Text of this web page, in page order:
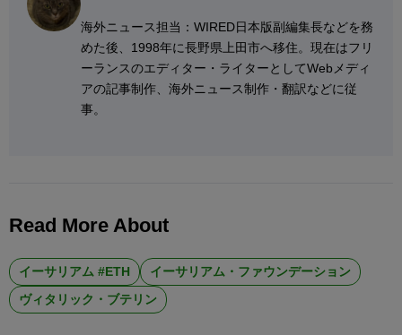
海外ニュース担当：WIRED日本版副編集長などを務
めた後、1998年に長野県上田市へ移住。現在はフリ
ーランスのエディター・ライターとしてWebメディ
アの記事制作、海外ニュース制作・翻訳などに従
事。
Read More About
イーサリアム #ETH
イーサリアム・ファウンデーション
ヴィタリック・ブテリン